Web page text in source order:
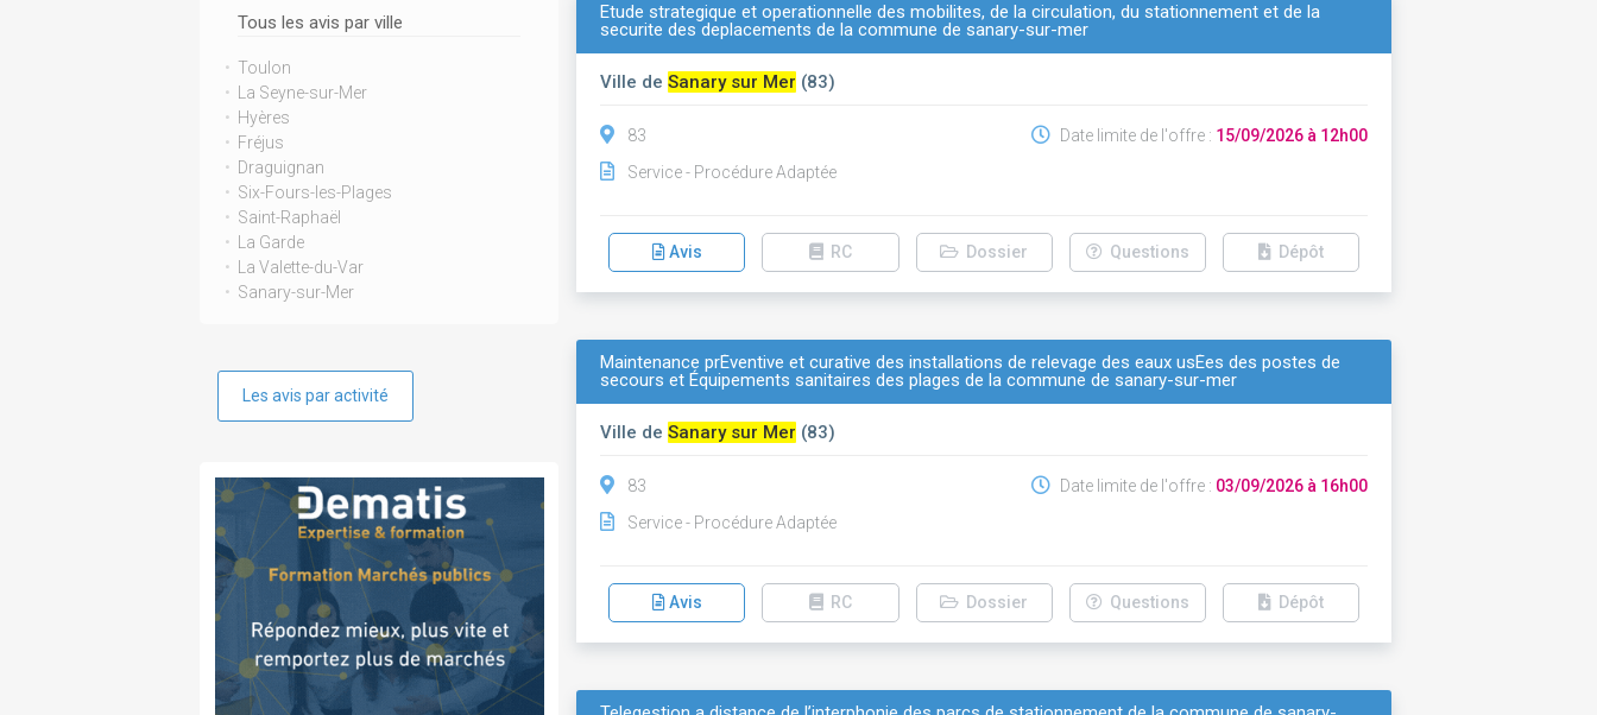
Tous les avis par ville
Toulon
La Seyne-sur-Mer
Hyères
Fréjus
Draguignan
Six-Fours-les-Plages
Saint-Raphaël
La Garde
La Valette-du-Var
Sanary-sur-Mer
Les avis par activité
Etude strategique et operationnelle des mobilites, de la circulation, du stationnement et de la
securite des deplacements de la commune de sanary-sur-mer
Ville deSanary sur Mer (83)
83
Service - Procédure Adaptée
Date limite de l'offre : 15/09/2026 à 12h00
Avis RC Dossier Questions Dépôt
Maintenance prÉventive et curative des installations de relevage des eaux usÉes des postes de
secours et Équipements sanitaires des plages de la commune de sanary-sur-mer
Ville deSanary sur Mer (83)
83
Service - Procédure Adaptée
Date limite de l'offre : 03/09/2026 à 16h00
Avis RC Dossier Questions Dépôt